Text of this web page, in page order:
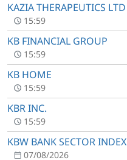
KAZIA THERAPEUTICS LTD
15:59
KB FINANCIAL GROUP
15:59
KB HOME
15:59
KBR INC.
15:59
KBW BANK SECTOR INDEX
07/08/2026